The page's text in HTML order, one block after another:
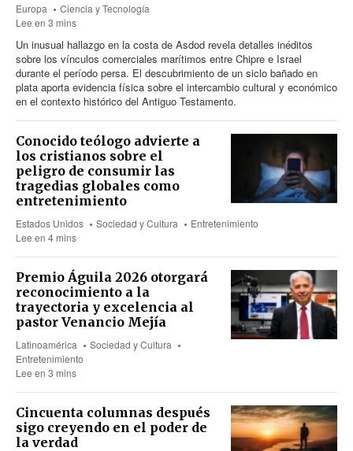
Europa
Ciencia y Tecnología
Lee en 3 mins
Un inusual hallazgo en la costa de Asdod revela detalles inéditos
sobre los vínculos comerciales marítimos entre Chipre e Israel
durante el período persa. El descubrimiento de un siclo bañado en
plata aporta evidencia física sobre el intercambio cultural y económico
en el contexto histórico del Antiguo Testamento.
Conocido teólogo advierte a
los cristianos sobre el
peligro de consumir las
tragedias globales como
entretenimiento
Estados Unidos Sociedad y Cultura
Entretenimiento
Lee en 4 mins
Premio Águila 2026 otorgará
reconocimiento a la
trayectoria y excelencia al
pastor Venancio Mejía
Latinoamérica
Sociedad y Cultura
Entretenimiento
Lee en 3 mins
Cincuenta columnas después
sigo creyendo en el poder de
la verdad